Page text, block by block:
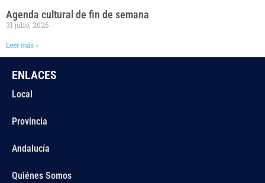
Agenda cultural de fin de semana
31 julio, 2026
Leer más »
ENLACES
Local
Provincia
Andalucía
Quiénes Somos